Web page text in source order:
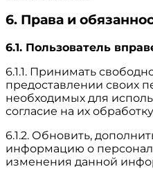
6. Права и
6.1. Пользователь
6.1.1. Принимать
предоставлении своих
необходимых для
согласие на их
6.1.2. Обновить,
информацию о
изменения данной